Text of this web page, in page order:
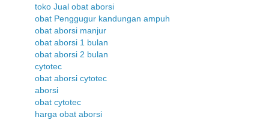
toko Jual obat aborsi
obat Penggugur kandungan ampuh
obat aborsi manjur
obat aborsi 1 bulan
obat aborsi 2 bulan
cytotec
obat aborsi cytotec
aborsi
obat cytotec
harga obat aborsi